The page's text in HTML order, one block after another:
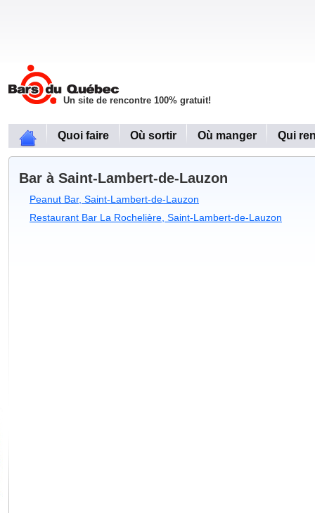
Un site de rencontre 100% gratuit!
Quoi faire Où sortir Où manger Qui
Bar à Saint-Lambert-de-Lauzon
Peanut Bar, Saint-Lambert-de-Lauzon
Restaurant Bar La Rochelière, Saint-Lambert-de-Lauzon